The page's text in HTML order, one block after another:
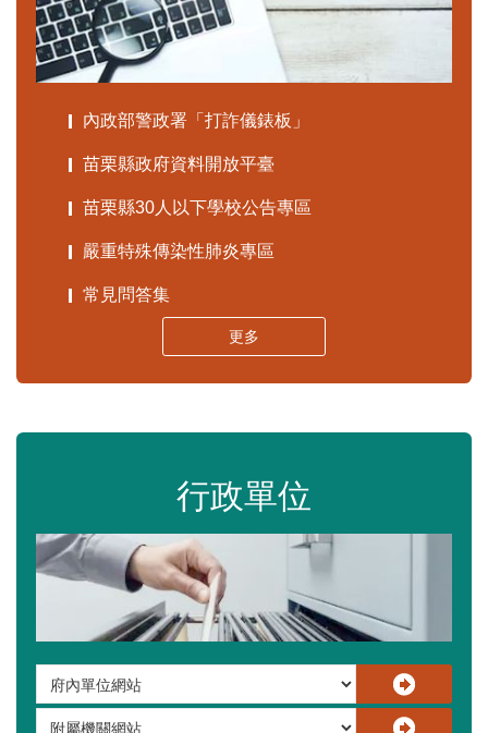
內政部警政署「打詐儀錶板」
苗栗縣政府資料開放平臺
苗栗縣30人以下學校公告專區
嚴重特殊傳染性肺炎專區
常見問答集
更多
行政單位